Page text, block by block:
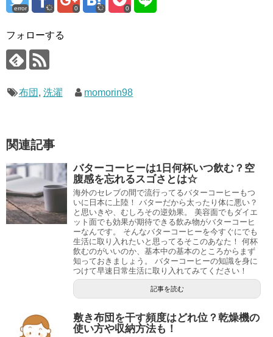
error 0 0
フォローする
布団 , 洗濯 momorin98
関連記事
バターコーヒーは1日何杯いつ飲む？空
腹感を忘れるスゴさとは☆
海外のセレブの間で流行ってるバターコーヒーもつ
いに日本に上陸！ バターだから太ったり体に悪い？
と思いきや、むしろその逆効果。 美容面でもダイエ
ット面でも効果が期待できる飲み物がバターコーヒ
ーなんです。 そんなバターコーヒーを今すぐにでも
生活に取り入れたいと思ってるそこのあなた！ 何杯
飲むのがいいのか、基本中の基本のところからまず
知っておきましょう。 バターコーヒーの知識を身に
つけて早速日常生活に取り入れてみてください！
記事を読む
敷き布団を干す頻度はどれ位？乾燥機の
使い方や収納方法も！